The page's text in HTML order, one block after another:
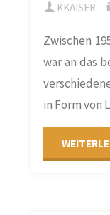
KKAISER
Zwischen
war an das
in Form